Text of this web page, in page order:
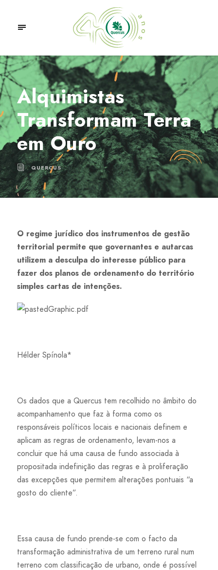
Alquimistas
Transformam Terra
em Ouro
QUERCUS
O regime jurídico dos instrumentos de gestão
territorial permite que governantes e autarcas
utilizem a desculpa do interesse público para
fazer dos planos de ordenamento do território
simples cartas de intenções.
Hélder Spínola*
Os dados que a Quercus tem recolhido no âmbito do
acompanhamento que faz à forma como os
responsáveis políticos locais e nacionais definem e
aplicam as regras de ordenamento, levam-nos a
concluir que há uma causa de fundo associada à
propositada indefinição das regras e à proliferação
das excepções que permitem alterações pontuais “a
gosto do cliente”.
Essa causa de fundo prende-se com o facto da
transformação administrativa de um terreno rural num
terreno com classificação de urbano, onde é possível